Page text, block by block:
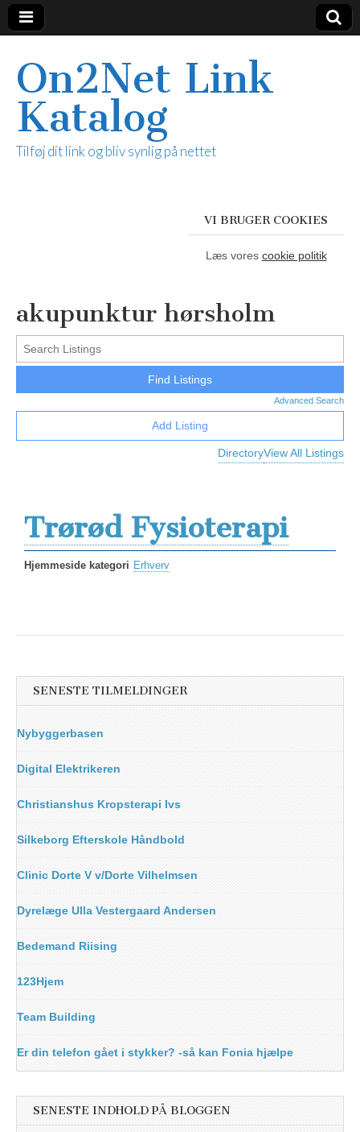
On2Net Link
Katalog
Tilføj dit link og bliv synlig på nettet
VI BRUGER COOKIES
Læs vores cookie politik
akupunktur hørsholm
Advanced Search
DirectoryView All Listings
Add Listing
Trørød Fysioterapi
Hjemmeside kategori Erhverv
SENESTE TILMELDINGER
Nybyggerbasen
Digital Elektrikeren
Christianshus Kropsterapi Ivs
Silkeborg Efterskole Håndbold
Clinic Dorte V v/Dorte Vilhelmsen
Dyrelæge Ulla Vestergaard Andersen
Bedemand Riising
123Hjem
Team Building
Er din telefon gået i stykker? -så kan Fonia hjælpe
SENESTE INDHOLD PÅ BLOGGEN